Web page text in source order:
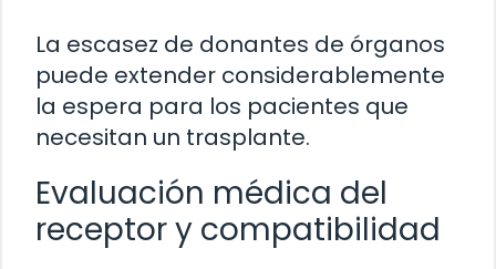
La escasez de donantes de órganos
puede extender considerablemente
la espera para los pacientes que
necesitan un trasplante.
Evaluación médica del
receptor y compatibilidad